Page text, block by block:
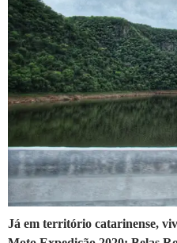
Já em território catarinense,